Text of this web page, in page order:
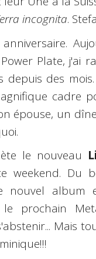
incognita.
Plate, j'ai
depuis des
cadre
épouse, un
le nouveau
weekend. Du
nouvel
prochain
Mais